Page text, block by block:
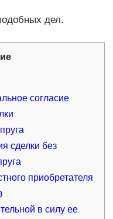
дел.
согласие
сделки без
приобретателя
в силу ее